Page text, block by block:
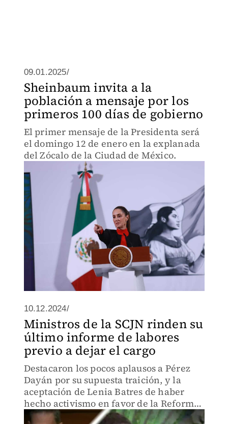
09.01.2025/
Sheinbaum invita a la
población a mensaje por los
primeros 100 días de gobierno
El primer mensaje de la Presidenta será
el domingo 12 de enero en la explanada
del Zócalo de la Ciudad de México.
10.12.2024/
Ministros de la SCJN rinden su
último informe de labores
previo a dejar el cargo
Destacaron los pocos aplausos a Pérez
Dayán por su supuesta traición, y la
aceptación de Lenia Batres de haber
hecho activismo en favor de la Reforma
Judicial.